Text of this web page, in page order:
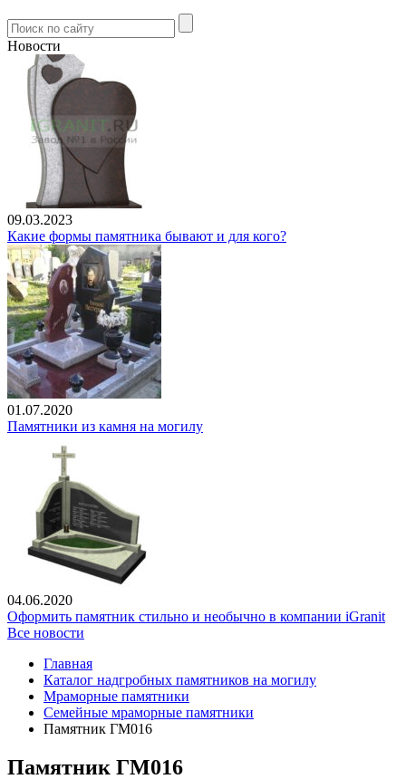
Новости
09.03.2023
Какие формы памятника бывают и для кого?
01.07.2020
Памятники из камня на могилу
04.06.2020
Оформить памятник стильно и необычно в компании iGranit
Все новости
Главная
Каталог надгробных памятников на могилу
Мраморные памятники
Семейные мраморные памятники
Памятник ГМ016
Памятник ГМ016